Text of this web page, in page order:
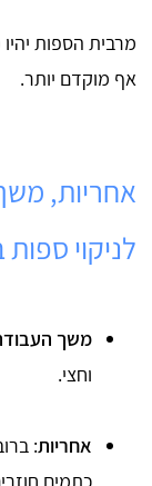
אף מוקדם יותר.
אחריות,
לניקוי ספות
משך
וחצי.
אחריות